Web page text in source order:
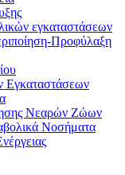
εγκαταστάσεων
Προφύλαξη
Εγκαταστάσεων
Νεαρών Ζώων
Νοσήματα